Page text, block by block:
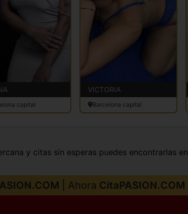
capital
VICTORIA
Barcelona capital
y citas sin esperas puedes encontrarlas en
| Ahora CitaPASION.COM